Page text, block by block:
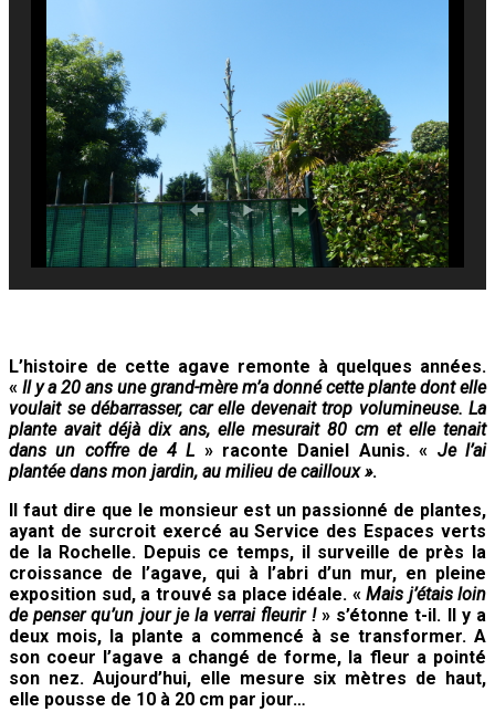
L’histoire de cette agave remonte à quelques années.
« Il y a 20 ans une grand-mère m’a donné cette plante dont elle
voulait se débarrasser, car elle devenait trop volumineuse. La
plante avait déjà dix ans, elle mesurait 80 cm et elle tenait
dans un coffre de 4 L » raconte Daniel Aunis. « Je l’ai
plantée dans mon jardin, au milieu de cailloux ».
Il faut dire que le monsieur est un passionné de plantes,
ayant de surcroit exercé au Service des Espaces verts
de la Rochelle. Depuis ce temps, il surveille de près la
croissance de l’agave, qui à l’abri d’un mur, en pleine
exposition sud, a trouvé sa place idéale. « Mais j’étais loin
de penser qu’un jour je la verrai fleurir !» s’étonne t-il. Il y a
deux mois, la plante a commencé à se transformer. A
son coeur l’agave a changé de forme, la fleur a pointé
son nez. Aujourd’hui, elle mesure six mètres de haut,
elle pousse de 10 à 20 cm par jour…